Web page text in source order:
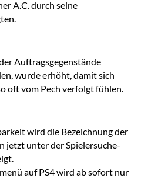
A.C. durch seine
Auftragsgegenstände
wurde erhöht, damit sich
oft vom Pech verfolgt fühlen.
wird die Bezeichnung der
jetzt unter der Spielersuche-
auf PS4 wird ab sofort nur